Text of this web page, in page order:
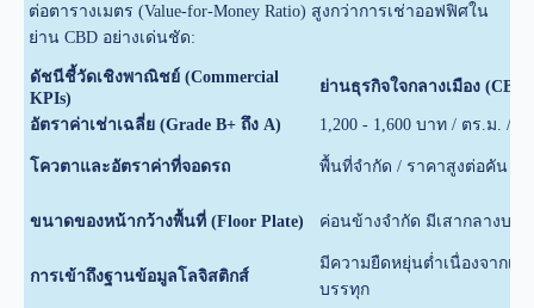
ต่อตารางเมตร (Value-for-Money Ratio) สูงกว่าการเช่าออฟฟิศใน
ย่าน CBD อย่างเด่นชัด:
ดัชนีชี้วัดเชิงพาณิชย์ (Commercial
KPIs)
ย่านธุรกิจใจกลางเมือง (CBD)
อัตราค่าเช่าเฉลี่ย (Grade B+ ถึง A) 1,200 - 1,600 บาท / ตร.ม. / เ
โควตาและอัตราค่าที่จอดรถ พื้นที่จำกัด / ราคาสูงต่อคัน
ขนาดของหน้ากว้างพื้นที่ (Floor Plate) ค่อนข้างจำกัด มีเสากลางบด
การเข้าถึงฐานข้อมูลโลจิสติกส์
มีความยืดหยุ่นต่ำเนื่องจากเว
บรรทุก